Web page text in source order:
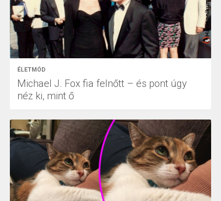
ÉLETMÓD
Michael J. Fox fia felnőtt – és pont úgy
néz ki, mint ő